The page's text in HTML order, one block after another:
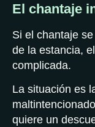
El chantaje
Si el chantaje
de la estancia,
complicada.
La situación es
quiere un